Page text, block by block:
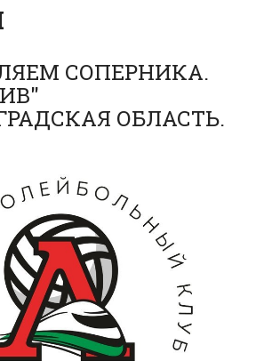
СОПЕРНИКА.
ОБЛАСТЬ.